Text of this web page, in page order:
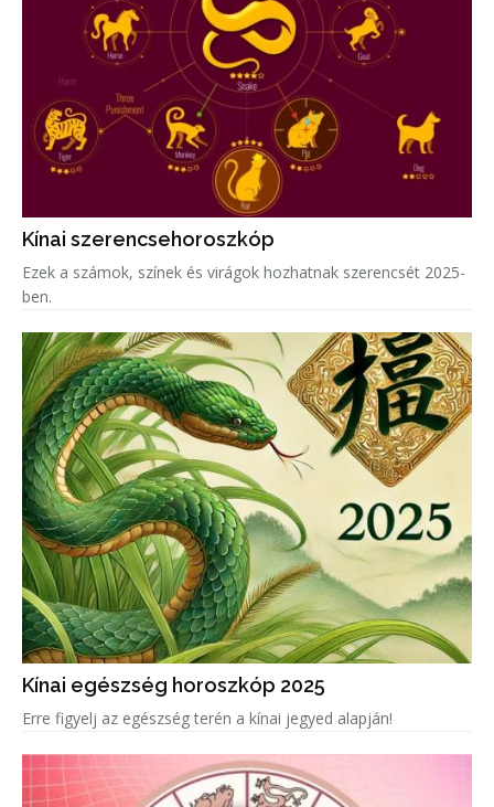
Kínai szerencsehoroszkóp
Ezek a számok, színek és virágok hozhatnak szerencsét 2025-
ben.
Kínai egészség horoszkóp 2025
Erre figyelj az egészség terén a kínai jegyed alapján!